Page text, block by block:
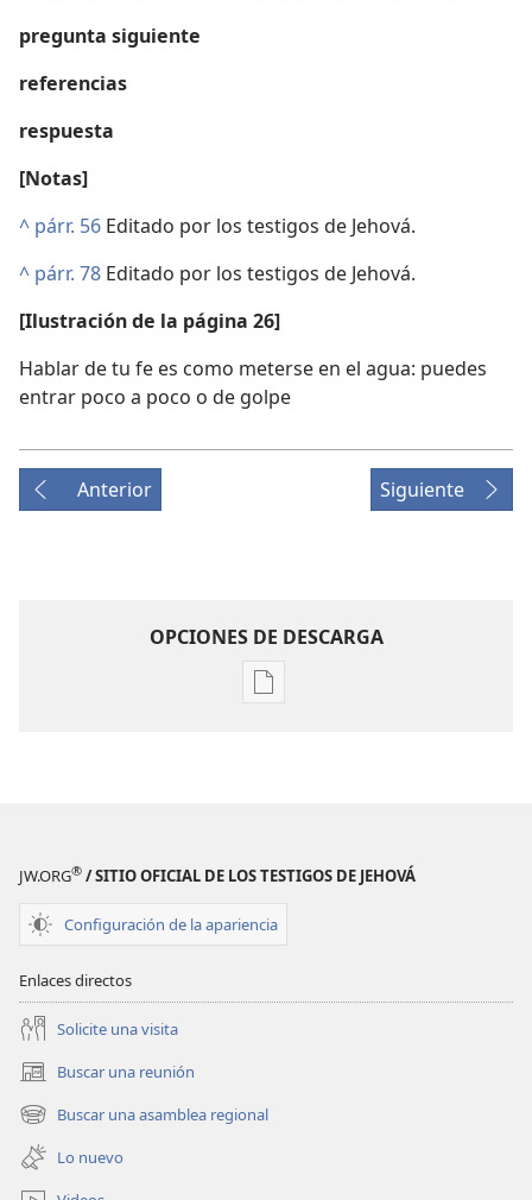
pregunta siguiente
referencias
respuesta
[Notas]
^ párr. 56 Editado por los testigos de Jehová.
^ párr. 78 Editado por los testigos de Jehová.
[Ilustración de la página 26]
Hablar de tu fe es como meterse en el agua: puedes
entrar poco a poco o de golpe
Anterior Siguiente
OPCIONES DE DESCARGA
Opciones
Julio
JW.ORG® / SITIO OFICIAL DE LOS TESTIGOS DE JEHOVÁ
Configuración de la apariencia
Enlaces directos
Solicite una visita
Buscar una reunión
(abre
una
nueva
ventana)
Buscar una asamblea regional
(abre
una
nueva
ventana)
Lo nuevo